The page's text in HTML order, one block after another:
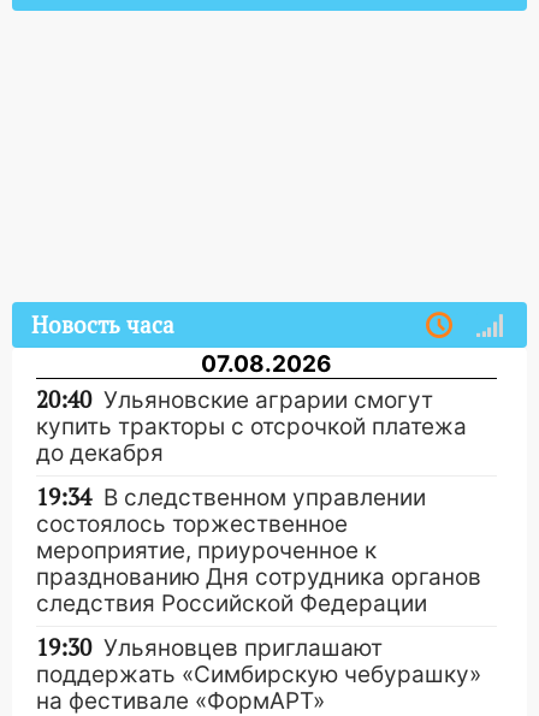
Новость часа
07.08.2026
20:40 Ульяновские аграрии смогут
купить тракторы с отсрочкой платежа
до декабря
19:34 В следственном управлении
состоялось торжественное
мероприятие, приуроченное к
празднованию Дня сотрудника органов
следствия Российской Федерации
19:30 Ульяновцев приглашают
поддержать «Симбирскую чебурашку»
на фестивале «ФормАРТ»